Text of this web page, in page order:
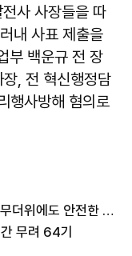
사 사장들을 따
내 사표 제출을
부 백운규 전 장
, 전 혁신행정담
행사방해 혐의로
김회천 한수원 사장, 고리원전 점검…"무더위에도 안전한 작업환경 중요"
무려 64기